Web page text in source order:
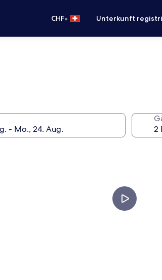
CHF• Unterkunft